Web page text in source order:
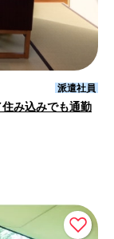
派遣社員
み込みでも通勤